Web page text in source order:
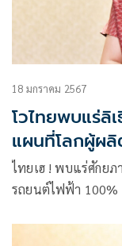
18 มกราคม 2567
โวไทยพบแร่ลิ
แผนที่โลกผู้ผ
ไทยเฮ ! พบแร่ศักย
รถยนต์ไฟฟ้า 100%